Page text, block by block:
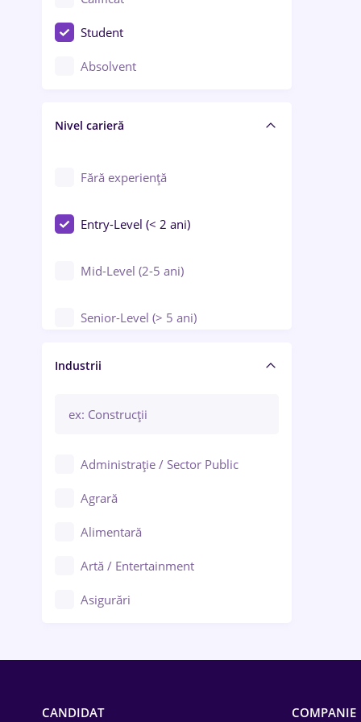
Construcții / Instalații
Controlul calității
Educație / Training / Arte
Student
Absolvent
Nivel carieră
Fără experiență
Entry-Level (< 2 ani)
Mid-Level (2-5 ani)
Senior-Level (> 5 ani)
Manager / Executiv
Industrii
Administrație / Sector Public
Agrară
Alimentară
Artă / Entertainment
Asigurări
CANDIDAT COMPANIE